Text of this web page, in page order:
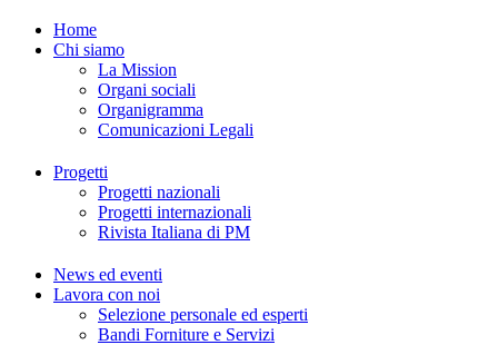
Home
Chi siamo
La Mission
Organi sociali
Organigramma
Comunicazioni Legali
Progetti
Progetti nazionali
Progetti internazionali
Rivista Italiana di PM
News ed eventi
Lavora con noi
Selezione personale ed esperti
Bandi Forniture e Servizi